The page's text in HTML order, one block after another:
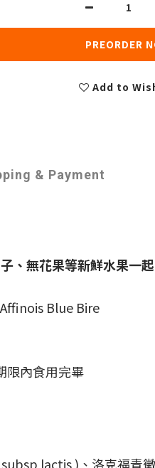
PREORDER
Add to
& Payment
、無花果等新鮮水果一
Blue Bire
限內食用完畢
lactis )、洛克福青